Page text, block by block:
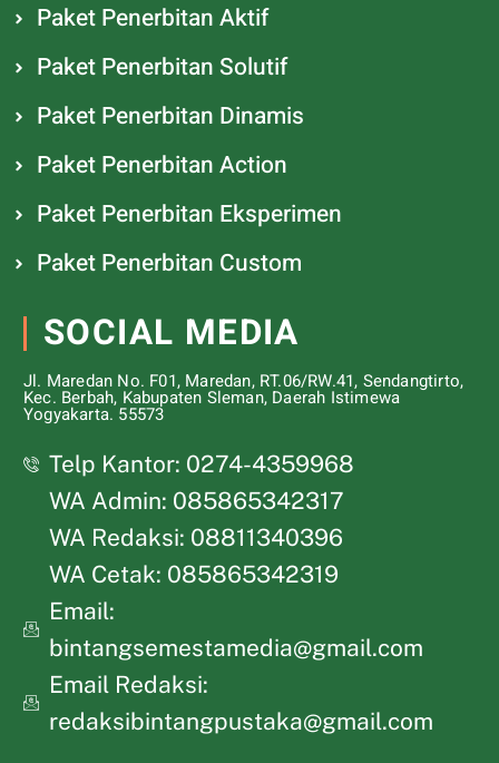
Paket Penerbitan Aktif
Paket Penerbitan Solutif
Paket Penerbitan Dinamis
Paket Penerbitan Action
Paket Penerbitan Eksperimen
Paket Penerbitan Custom
SOCIAL MEDIA
Jl. Maredan No. F01, Maredan, RT.06/RW.41, Sendangtirto,
Kec. Berbah, Kabupaten Sleman, Daerah Istimewa
Yogyakarta. 55573
Telp Kantor: 0274-4359968
WA Admin: 085865342317
WA Redaksi: 08811340396
WA Cetak: 085865342319
Email:
bintangsemestamedia@gmail.com
Email Redaksi:
redaksibintangpustaka@gmail.com